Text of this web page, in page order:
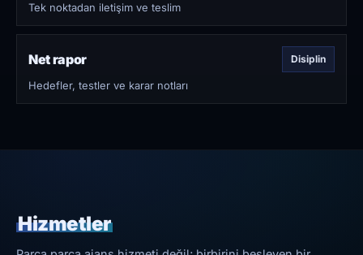
Tek noktadan iletişim ve teslim
Net rapor Disiplin
Hedefler, testler ve karar notları
Hizmetler